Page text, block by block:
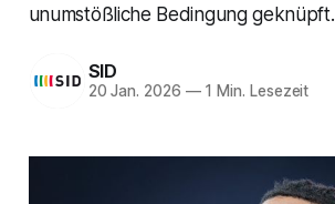
unumstößliche Bedingung geknüpft.
SID
20 Jan. 2026 —1 Min. Lesezeit